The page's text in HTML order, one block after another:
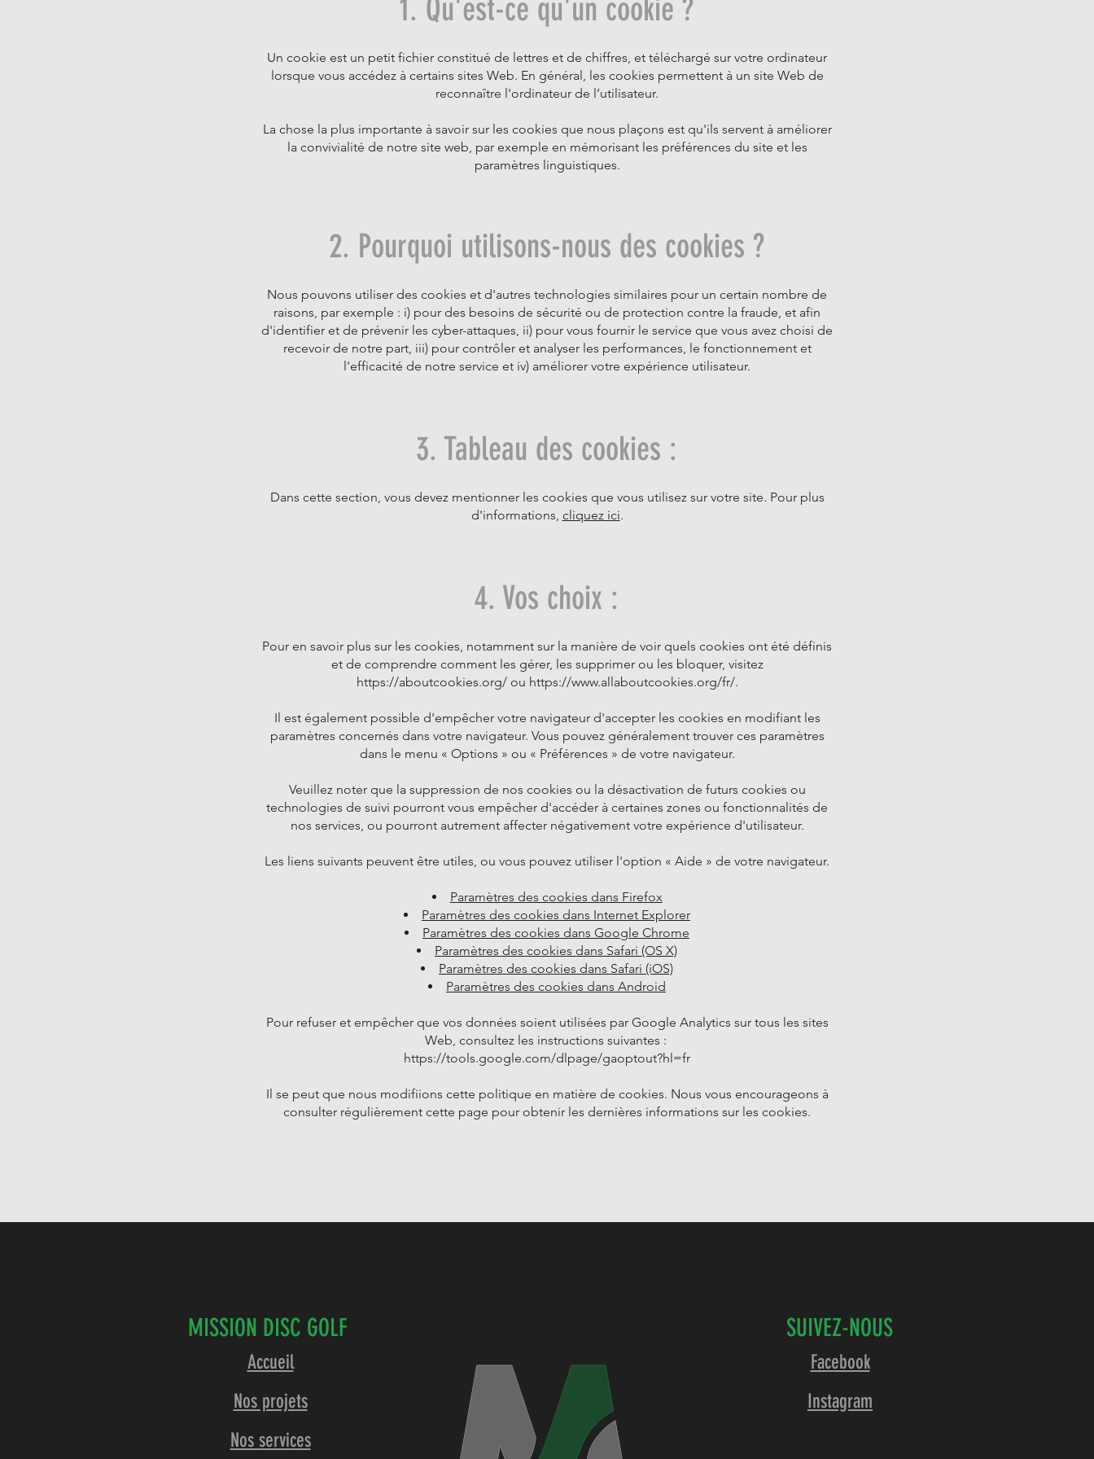
1. Qu'est-ce qu'un cookie ?
Un cookie est un petit fichier constitué de lettres et de chiffres, et téléchargé sur votre ordinateur
lorsque vous accédez à certains sites Web. En général, les cookies permettent à un site Web de
reconnaître l'ordinateur de l’utilisateur.
La chose la plus importante à savoir sur les cookies que nous plaçons est qu'ils servent à améliorer
la convivialité de notre site web, par exemple en mémorisant les préférences du site et les
paramètres linguistiques.
2. Pourquoi utilisons-nous des cookies ?
Nous pouvons utiliser des cookies et d'autres technologies similaires pour un certain nombre de
raisons, par exemple : i) pour des besoins de sécurité ou de protection contre la fraude, et afin
d'identifier et de prévenir les cyber-attaques, ii) pour vous fournir le service que vous avez choisi de
recevoir de notre part, iii) pour contrôler et analyser les performances, le fonctionnement et
l'efficacité de notre service et iv) améliorer votre expérience utilisateur.
3. Tableau des cookies :
Dans cette section, vous devez mentionner les cookies que vous utilisez sur votre site. Pour plus
d'informations, cliquez ici.
4. Vos choix :
Pour en savoir plus sur les cookies, notamment sur la manière de voir quels cookies ont été définis
et de comprendre comment les gérer, les supprimer ou les bloquer, visitez
https://aboutcookies.org/ou https://www.allaboutcookies.org/fr/.
Il est également possible d'empêcher votre navigateur d'accepter les cookies en modifiant les
paramètres concernés dans votre navigateur. Vous pouvez généralement trouver ces paramètres
dans le menu « Options » ou « Préférences » de votre navigateur.
Veuillez noter que la suppression de nos cookies ou la désactivation de futurs cookies ou
technologies de suivi pourront vous empêcher d'accéder à certaines zones ou fonctionnalités de
nos services, ou pourront autrement affecter négativement votre expérience d'utilisateur.
Les liens suivants peuvent être utiles, ou vous pouvez utiliser l'option « Aide » de votre navigateur.
Paramètres des cookies dans Firefox
Paramètres des cookies dans Internet Explorer
Paramètres des cookies dans Google Chrome
Paramètres des cookies dans Safari (OS X)
Paramètres des cookies dans Safari (iOS)
Paramètres des cookies dans Android
Pour refuser et empêcher que vos données soient utilisées par Google Analytics sur tous les sites
Web, consultez les instructions suivantes :
https://tools.google.com/dlpage/gaoptout?hl=fr
Il se peut que nous modifiions cette politique en matière de cookies. Nous vous encourageons à
consulter régulièrement cette page pour obtenir les dernières informations sur les cookies.
MISSION DISC GOLF
Accueil
Nos projets
Nos services
SUIVEZ-NOUS
Facebook
Instagram